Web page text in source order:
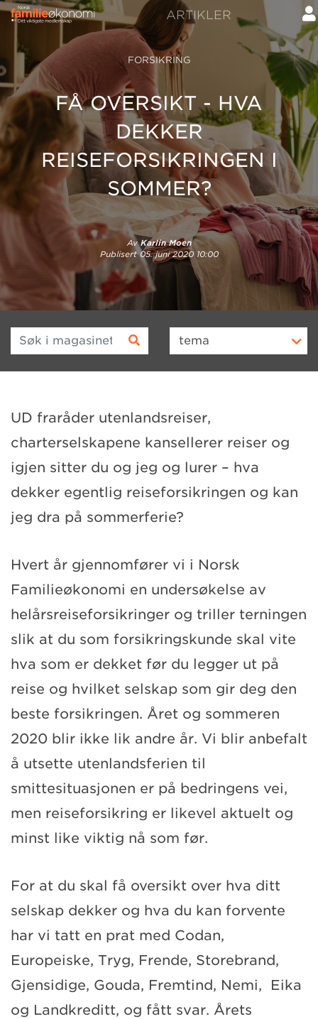
ARTIKLER
FORSIKRING
FÅ OVERSIKT - HVA
DEKKER
REISEFORSIKRINGEN I
SOMMER?
AvKarlin Moen
Publisert05. juni 2020 10:00
Søk i magasinet tema
UD fraråder utenlandsreiser,
charterselskapene kansellerer reiser og
igjen sitter du og jeg og lurer – hva
dekker egentlig reiseforsikringen og kan
jeg dra på sommerferie?
Hvert år gjennomfører vi i Norsk
Familieøkonomi en undersøkelse av
helårsreiseforsikringer og triller terningen
slik at du som forsikringskunde skal vite
hva som er dekket før du legger ut på
reise og hvilket selskap som gir deg den
beste forsikringen. Året og sommeren
2020 blir ikke lik andre år. Vi blir anbefalt
å utsette utenlandsferien til
smittesituasjonen er på bedringens vei,
men reiseforsikring er likevel aktuelt og
minst like viktig nå som før.
For at du skal få oversikt over hva ditt
selskap dekker og hva du kan forvente
har vi tatt en prat med Codan,
Europeiske, Tryg, Frende, Storebrand,
Gjensidige, Gouda, Fremtind, Nemi, Eika
og Landkreditt, og fått svar. Årets